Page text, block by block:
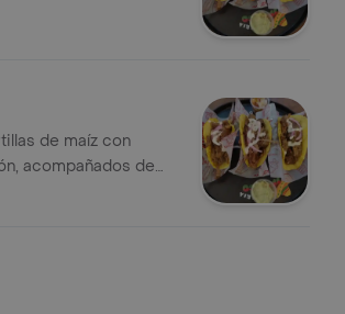
de maíz con
acompañados de
crema.